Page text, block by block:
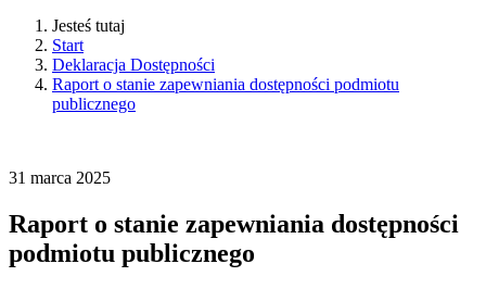
Jesteś tutaj
Start
Deklaracja Dostępności
Raport o stanie zapewniania dostępności podmiotu
publicznego
31 marca 2025
Raport o stanie zapewniania dostępności
podmiotu publicznego